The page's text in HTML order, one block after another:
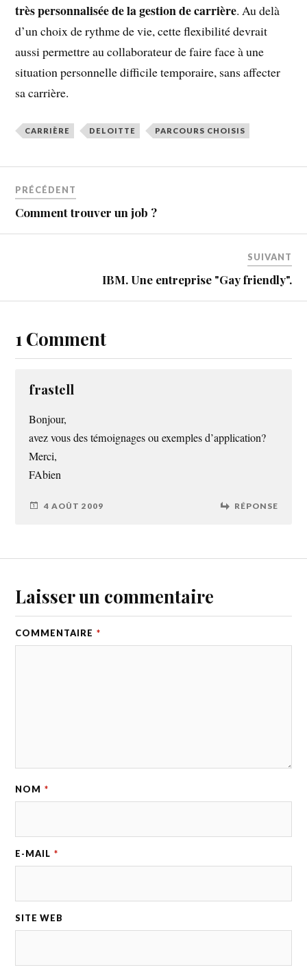
très personnalisée de la gestion de carrière. Au delà
d’un choix de rythme de vie, cette flexibilité devrait
aussi permettre au collaborateur de faire face à une
situation personnelle difficile temporaire, sans affecter
sa carrière.
CARRIÈRE DELOITTE PARCOURS CHOISIS
PRÉCÉDENT
Comment trouver un job ?
SUIVANT
IBM. Une entreprise "Gay friendly".
1 Comment
frastell
Bonjour,
avez vous des témoignages ou exemples d’application?
Merci,
FAbien
4 AOÛT 2009 RÉPONSE
Laisser un commentaire
COMMENTAIRE *
NOM *
E-MAIL *
SITE WEB